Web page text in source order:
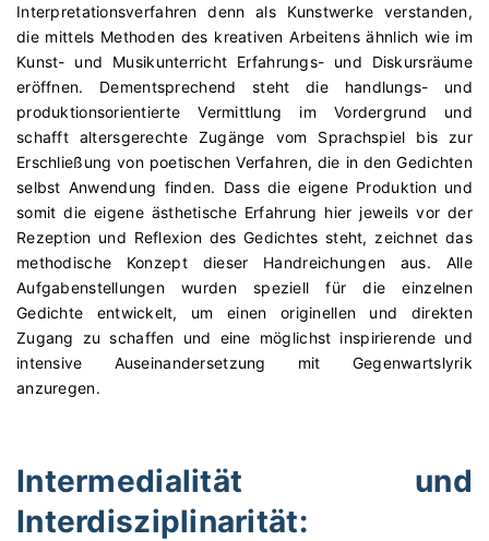
Interpretationsverfahren denn als Kunstwerke verstanden,
die mittels Methoden des kreativen Arbeitens ähnlich wie im
Kunst- und Musikunterricht Erfahrungs- und Diskursräume
eröffnen. Dementsprechend steht die handlungs- und
produktionsorientierte Vermittlung im Vordergrund und
schafft altersgerechte Zugänge vom Sprachspiel bis zur
Erschließung von poetischen Verfahren, die in den Gedichten
selbst Anwendung finden. Dass die eigene Produktion und
somit die eigene ästhetische Erfahrung hier jeweils vor der
Rezeption und Reflexion des Gedichtes steht, zeichnet das
methodische Konzept dieser Handreichungen aus. Alle
Aufgabenstellungen wurden speziell für die einzelnen
Gedichte entwickelt, um einen originellen und direkten
Zugang zu schaffen und eine möglichst inspirierende und
intensive Auseinandersetzung mit Gegenwartslyrik
anzuregen.
Intermedialität und
Interdisziplinarität: